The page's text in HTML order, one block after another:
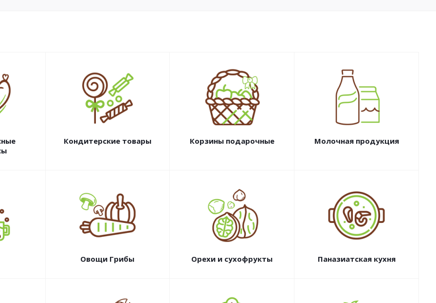
Кондитерские товары Корзины подарочные Молочная продукция
Овощи Грибы Орехи и сухофрукты Паназиатская кухня